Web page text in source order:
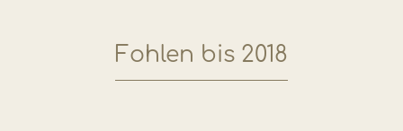
Fohlen bis 2018